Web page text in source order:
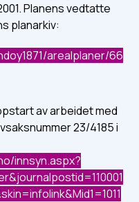
Planens vedtatte
planarkiv:
arealplaner/66
av arbeidet med
23/4185 i
innsyn.aspx?